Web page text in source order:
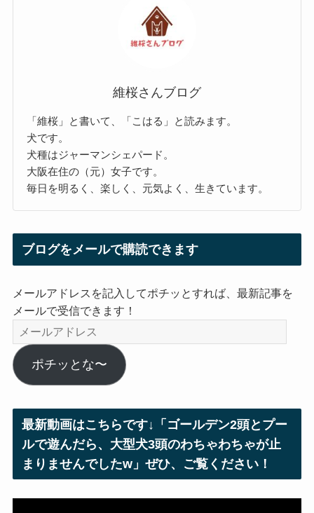
維桜さんブログ
「維桜」と書いて、「こはる」と読みます。
犬です。
犬種はジャーマンシェパード。
大阪在住の（元）女子です。
毎日を明るく、楽しく、元気よく、生きています。
ブログをメールで購読できます
メールアドレスを記入してポチッとすれば、最新記事を
メールで受信できます！
メ
ー
ル
ア
ス
ポチッとな〜
最新動画はこちらです↓「ゴールデン2頭とプー
ルで遊んだら、大型犬3頭のわちゃわちゃが止
まりませんでしたw」ぜひ、ご覧ください！